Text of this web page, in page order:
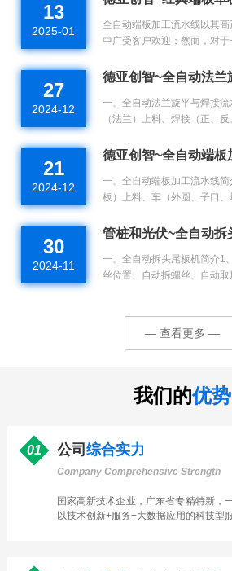
13
2025-01
全自动端板加工流水线以其
中广受客户欢迎；然而，对
27
2024-12
德亚创智~全自动法兰
一、全自动法兰旋平与焊接
（法兰）上料、焊接（正、
21
2024-12
德亚创智~全自动端板
一、全自动端板加工流水线
板）上料、车（外圆、子口
30
2024-11
管桩和光伏~全自动拆
一、全自动拆头尾板机简介1
丝位置、自动拆螺丝、自动
— 查看更多 —
我们的优势
01 公司 综合实力
Company Comprehensive Strength
国家高新技术企业，广东省专精特新，
以技术创新+服务+大数据应用的科技型